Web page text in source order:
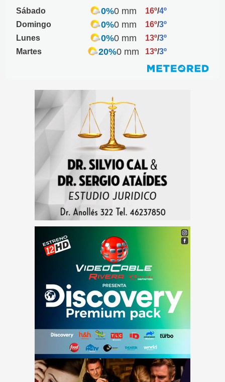
Sábado 0%0 mm 16º/4º
Domingo
0%0 mm 16º/3º
Lunes
0%0 mm 13º/3º
Martes
20%0 mm 13º/3º